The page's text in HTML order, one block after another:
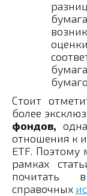
Стоит
более
фондов,
отношения к
ETF. Поэтому
рамках
почитать
справочных